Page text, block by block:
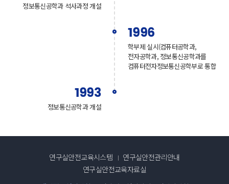
정보통신공학과 석사과정 개설
1996
학부제 실시(컴퓨터공학과,
전자공학과, 정보통신공학과를
컴퓨터전자정보통신공학부로 통합
1993
정보통신공학과 개설
연구실안전교육시스템
연구실안전관리안내
연구실안전교육자료실